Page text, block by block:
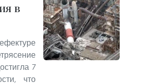
в
7
что